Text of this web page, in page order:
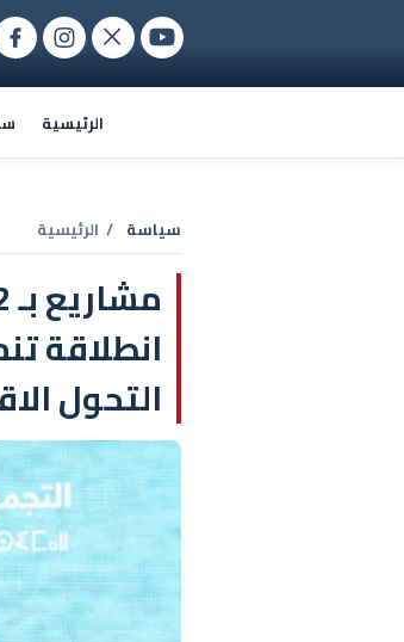
الرئيسية
سياسة / الرئيسية
انطلاقة
التحول